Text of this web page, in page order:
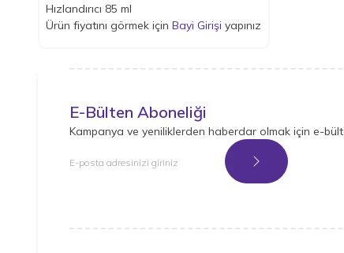
Hızlandırıcı 85 ml
Ürün fiyatını görmek için Bayi Girişi yapınız
E-Bülten Aboneliği
Kampanya ve yeniliklerden haberdar olmak için e-
Kayıt Ol